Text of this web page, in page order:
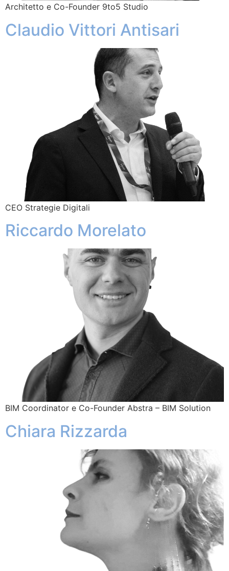
Architetto e Co-Founder 9to5 Studio
Claudio Vittori Antisari
CEO Strategie Digitali
Riccardo Morelato
BIM Coordinator e Co-Founder Abstra – BIM Solution
Chiara Rizzarda